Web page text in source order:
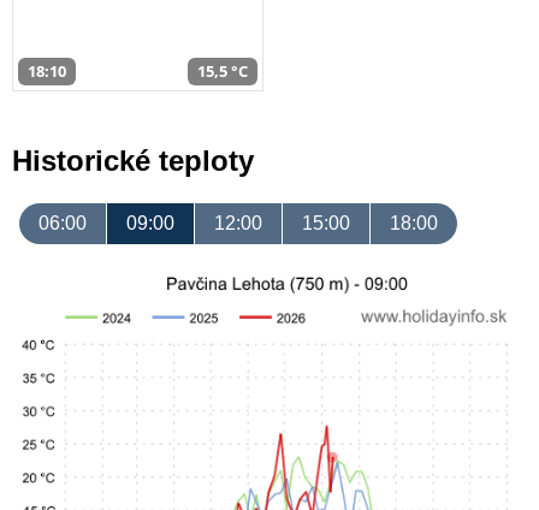
18:10 15,5 °C
Historické teploty
06:00 09:00 12:00 15:00 18:00